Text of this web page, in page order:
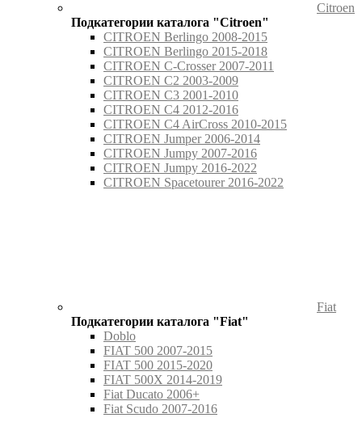
Citroen
Подкатегории каталога "Citroen"
CITROEN Berlingo 2008-2015
CITROEN Berlingo 2015-2018
CITROEN C-Crosser 2007-2011
CITROEN C2 2003-2009
CITROEN C3 2001-2010
CITROEN C4 2012-2016
CITROEN C4 AirCross 2010-2015
CITROEN Jumper 2006-2014
CITROEN Jumpy 2007-2016
CITROEN Jumpy 2016-2022
CITROEN Spacetourer 2016-2022
Fiat
Подкатегории каталога "Fiat"
Doblo
FIAT 500 2007-2015
FIAT 500 2015-2020
FIAT 500X 2014-2019
Fiat Ducato 2006+
Fiat Scudo 2007-2016